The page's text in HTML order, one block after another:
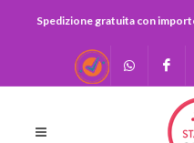
Spedizione gratuita con